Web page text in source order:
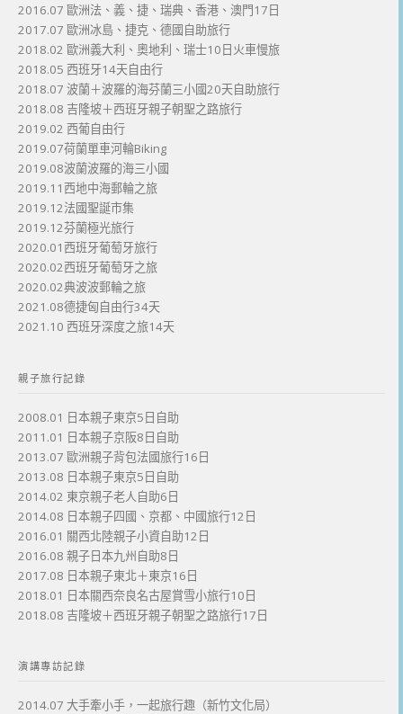
2016.07 歐洲法、義、捷、瑞典、香港、澳門17日
2017.07 歐洲冰島、捷克、德國自助旅行
2018.02 歐洲義大利、奧地利、瑞士10日火車慢旅
2018.05 西班牙14天自由行
2018.07 波蘭＋波羅的海芬蘭三小國20天自助旅行
2018.08 吉隆坡＋西班牙親子朝聖之路旅行
2019.02 西葡自由行
2019.07荷蘭單車河輪Biking
2019.08波蘭波羅的海三小國
2019.11西地中海郵輪之旅
2019.12法國聖誕市集
2019.12芬蘭極光旅行
2020.01西班牙葡萄牙旅行
2020.02西班牙葡萄牙之旅
2020.02典波波郵輪之旅
2021.08德捷匈自由行34天
2021.10 西班牙深度之旅14天
親子旅行記錄
2008.01 日本親子東京5日自助
2011.01 日本親子京阪8日自助
2013.07 歐洲親子背包法國旅行16日
2013.08 日本親子東京5日自助
2014.02 東京親子老人自助6日
2014.08 日本親子四國、京都、中國旅行12日
2016.01 關西北陸親子小資自助12日
2016.08 親子日本九州自助8日
2017.08 日本親子東北＋東京16日
2018.01 日本關西奈良名古屋賞雪小旅行10日
2018.08 吉隆坡＋西班牙親子朝聖之路旅行17日
演講專訪記錄
2014.07 大手牽小手，一起旅行趣（新竹文化局）